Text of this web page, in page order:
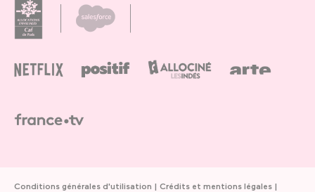
Conditions générales d'utilisation
Crédits et mentions légales